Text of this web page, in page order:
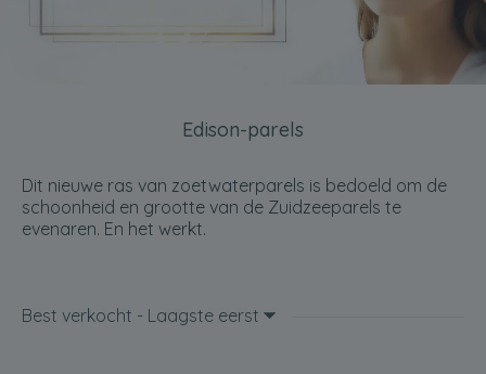
Edison-parels
Dit nieuwe ras van zoetwaterparels is bedoeld om de
schoonheid en grootte van de Zuidzeeparels te
evenaren. En het werkt.
Best verkocht - Laagste eerst